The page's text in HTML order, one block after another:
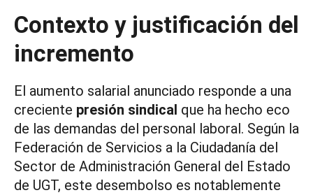
Contexto y justificación del
incremento
El aumento salarial anunciado responde a una
creciente presión sindical que ha hecho eco
de las demandas del personal laboral. Según la
Federación de Servicios a la Ciudadanía del
Sector de Administración General del Estado
de UGT, este desembolso es notablemente